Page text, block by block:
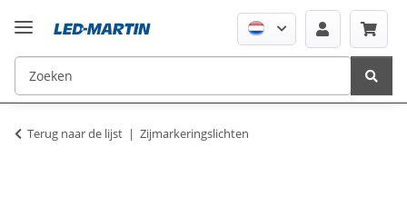
Terug naar de lijst Zijmarkeringslichten